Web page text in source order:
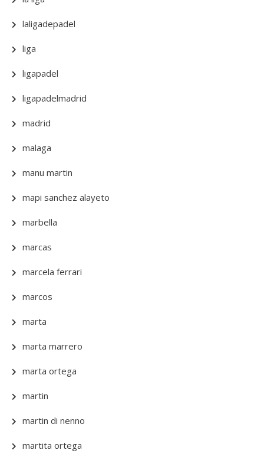
laligadepadel
liga
ligapadel
ligapadelmadrid
madrid
malaga
manu martin
mapi sanchez alayeto
marbella
marcas
marcela ferrari
marcos
marta
marta marrero
marta ortega
martin
martin di nenno
martita ortega